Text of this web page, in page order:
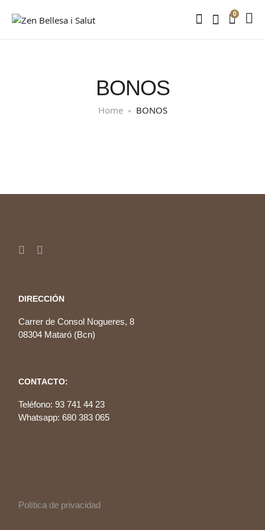
0
BONOS
Home BONOS
DIRECCIÓN
Carrer de Consol Nogueres, 8
08304 Mataró (Bcn)
CONTACTO:
Teléfono: 93 741 44 23
Whatsapp: 680 383 065
Política de privacidad